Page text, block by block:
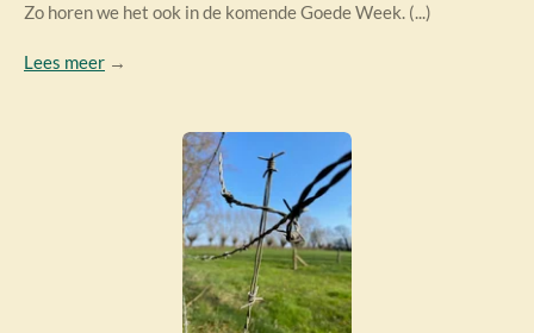
Zo horen we het ook in de komende Goede Week. (...)
Lees meer →